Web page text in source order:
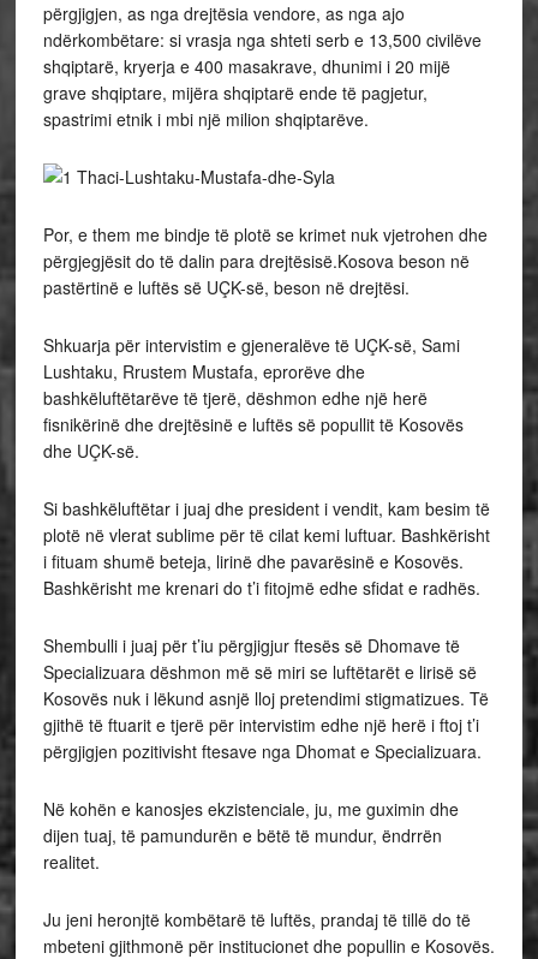
përgjigjen, as nga drejtësia vendore, as nga ajo
ndërkombëtare: si vrasja nga shteti serb e 13,500 civilëve
shqiptarë, kryerja e 400 masakrave, dhunimi i 20 mijë
grave shqiptare, mijëra shqiptarë ende të pagjetur,
spastrimi etnik i mbi një milion shqiptarëve.
Por, e them me bindje të plotë se krimet nuk vjetrohen dhe
përgjegjësit do të dalin para drejtësisë.Kosova beson në
pastërtinë e luftës së UÇK-së, beson në drejtësi.
Shkuarja për intervistim e gjeneralëve të UÇK-së, Sami
Lushtaku, Rrustem Mustafa, eprorëve dhe
bashkëluftëtarëve të tjerë, dëshmon edhe një herë
fisnikërinë dhe drejtësinë e luftës së popullit të Kosovës
dhe UÇK-së.
Si bashkëluftëtar i juaj dhe president i vendit, kam besim të
plotë në vlerat sublime për të cilat kemi luftuar. Bashkërisht
i fituam shumë beteja, lirinë dhe pavarësinë e Kosovës.
Bashkërisht me krenari do t’i fitojmë edhe sfidat e radhës.
Shembulli i juaj për t’iu përgjigjur ftesës së Dhomave të
Specializuara dëshmon më së miri se luftëtarët e lirisë së
Kosovës nuk i lëkund asnjë lloj pretendimi stigmatizues. Të
gjithë të ftuarit e tjerë për intervistim edhe një herë i ftoj t’i
përgjigjen pozitivisht ftesave nga Dhomat e Specializuara.
Në kohën e kanosjes ekzistenciale, ju, me guximin dhe
dijen tuaj, të pamundurën e bëtë të mundur, ëndrrën
realitet.
Ju jeni heronjtë kombëtarë të luftës, prandaj të tillë do të
mbeteni gjithmonë për institucionet dhe popullin e Kosovës.